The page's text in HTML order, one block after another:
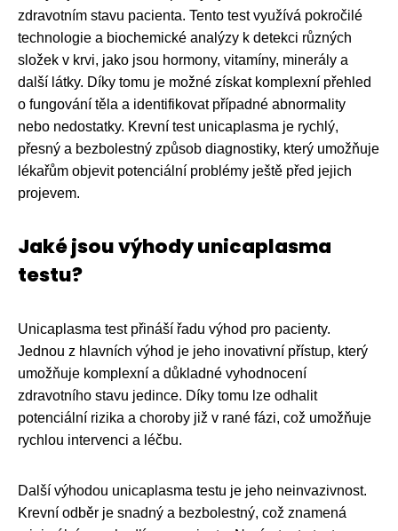
zdravotním stavu pacienta. Tento test využívá pokročilé
technologie a biochemické analýzy k detekci různých
složek v krvi, jako jsou hormony, vitamíny, minerály a
další látky. Díky tomu je možné získat komplexní přehled
o fungování těla a identifikovat případné abnormality
nebo nedostatky. Krevní test unicaplasma je rychlý,
přesný a bezbolestný způsob diagnostiky, který umožňuje
lékařům objevit potenciální problémy ještě před jejich
projevem.
Jaké jsou výhody unicaplasma
testu?
Unicaplasma test přináší řadu výhod pro pacienty.
Jednou z hlavních výhod je jeho inovativní přístup, který
umožňuje komplexní a důkladné vyhodnocení
zdravotního stavu jedince. Díky tomu lze odhalit
potenciální rizika a choroby již v rané fázi, což umožňuje
rychlou intervenci a léčbu.
Další výhodou unicaplasma testu je jeho neinvazivnost.
Krevní odběr je snadný a bezbolestný, což znamená